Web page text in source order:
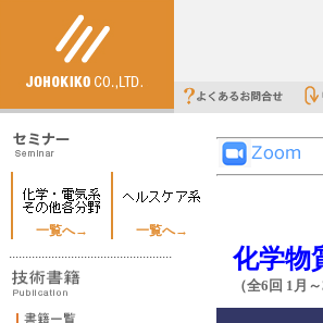
一覧へ→ 一覧へ→
化学物
（全6回 1月～